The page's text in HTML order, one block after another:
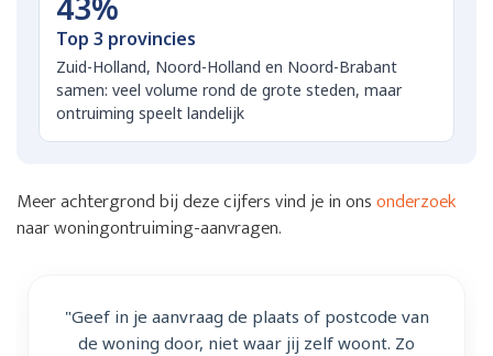
Top 3 provincies
Zuid-Holland, Noord-Holland en Noord-Brabant
samen: veel volume rond de grote steden, maar
ontruiming speelt landelijk
Meer achtergrond bij deze cijfers vind je in onsonderzoek
naar woningontruiming-aanvragen.
"Geef in je aanvraag de plaats of postcode van
de woning door, niet waar jij zelf woont. Zo